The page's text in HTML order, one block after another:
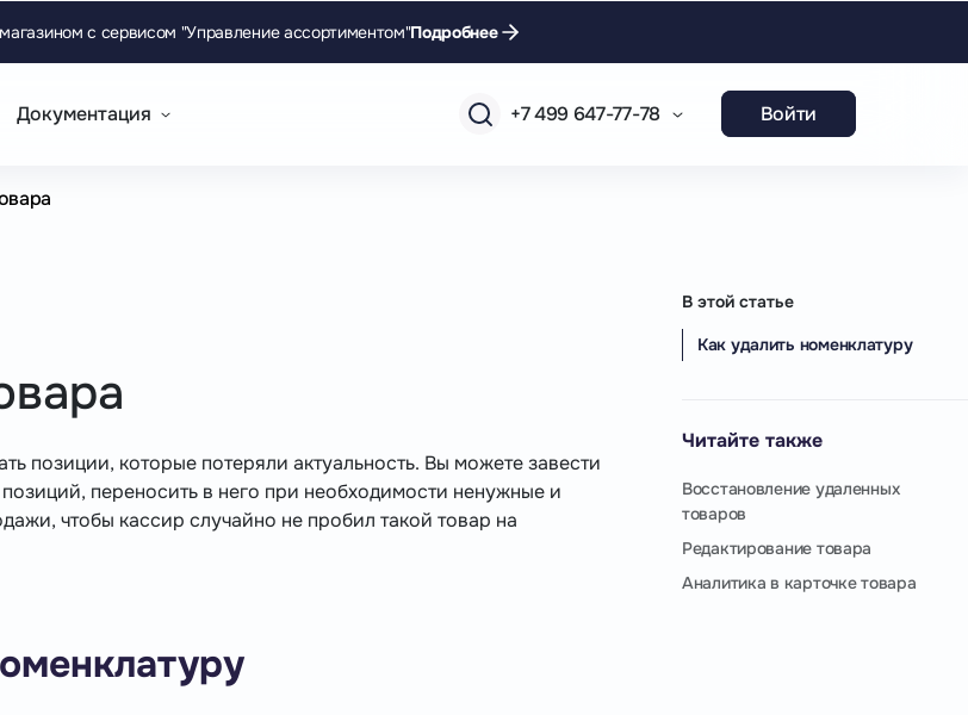
с сервисом "Управление ассортиментом"Подробнее
Документация +7 499 647-77-78 Войти
позиции, которые потеряли актуальность. Вы можете завести
позиций, переносить в него при необходимости ненужные и
чтобы кассир случайно не пробил такой товар на
В этой статье
Как удалить номенклатуру
Читайте также
Восстановление удаленных
товаров
Редактирование товара
Аналитика в карточке товара